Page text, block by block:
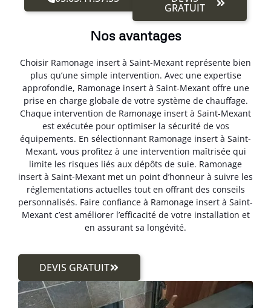
GRATUIT
Nos avantages
Choisir Ramonage insert à Saint-Mexant représente bien
plus qu’une simple intervention. Avec une expertise
approfondie, Ramonage insert à Saint-Mexant offre une
prise en charge globale de votre système de chauffage.
Chaque intervention de Ramonage insert à Saint-Mexant
est exécutée pour optimiser la sécurité de vos
équipements. En sélectionnant Ramonage insert à Saint-
Mexant, vous profitez à une intervention maîtrisée qui
limite les risques liés aux dépôts de suie. Ramonage
insert à Saint-Mexant met un point d’honneur à suivre les
réglementations actuelles tout en offrant des conseils
personnalisés. Faire confiance à Ramonage insert à Saint-
Mexant c’est améliorer l’efficacité de votre installation et
en assurant sa longévité.
DEVIS GRATUIT